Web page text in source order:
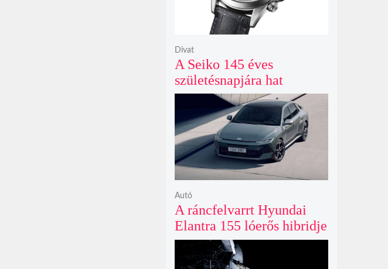
A Seiko 145 éves
születésnapjára hat
limitált kiadású Edo-lila
számlapos modellt hozott
ki
Divat
A ráncfelvarrt Hyundai
Elantra 155 lóerős hibridje
és prémium utastere
komoly belsőtéri ugrást
Autó